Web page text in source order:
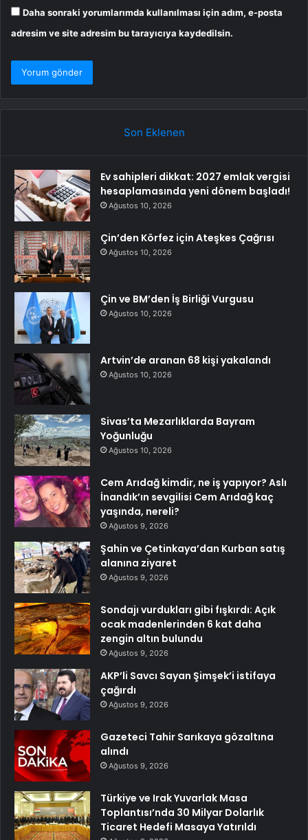
Daha sonraki yorumlarımda kullanılması için adım, e-posta
adresim ve site adresim bu tarayıcıya kaydedilsin.
Son Eklenen
Ev sahipleri dikkat: 2027 emlak vergisi
hesaplamasında yeni dönem başladı!
Ağustos 10, 2026
Çin’den Körfez için Ateşkes Çağrısı
Ağustos 10, 2026
Çin ve BM’den İş Birliği Vurgusu
Ağustos 10, 2026
Artvin’de aranan 68 kişi yakalandı
Ağustos 10, 2026
Sivas’ta Mezarlıklarda Bayram
Yoğunluğu
Ağustos 10, 2026
Cem Arıdağ kimdir, ne iş yapıyor? Aslı
İnandık’ın sevgilisi Cem Arıdağ kaç
yaşında, nereli?
Ağustos 9, 2026
Şahin ve Çetinkaya’dan Kurban satış
alanına ziyaret
Ağustos 9, 2026
Sondajı vurdukları gibi fışkırdı: Açık
ocak madenlerinden 6 kat daha
zengin altın bulundu
Ağustos 9, 2026
AKP’li Savcı Sayan Şimşek’i istifaya
çağırdı
Ağustos 9, 2026
Gazeteci Tahir Sarıkaya gözaltına
alındı
Ağustos 9, 2026
Türkiye ve Irak Yuvarlak Masa
Toplantısı’nda 30 Milyar Dolarlık
Ticaret Hedefi Masaya Yatırıldı